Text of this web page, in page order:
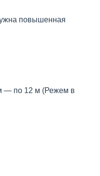
повышенная
— по 12 м (Режем в